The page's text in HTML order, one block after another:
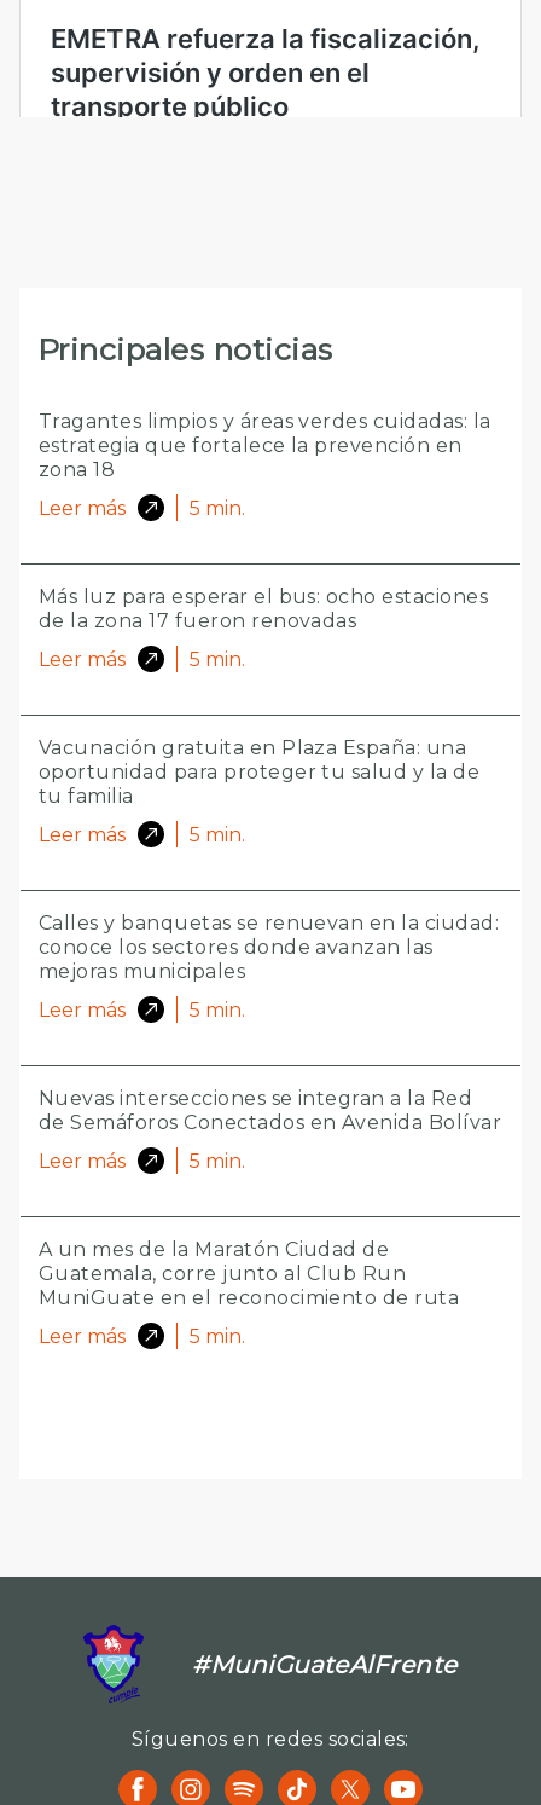
Principales noticias
Tragantes limpios y áreas verdes cuidadas: la
estrategia que fortalece la prevención en
zona 18
Leer más
5 min.
Más luz para esperar el bus: ocho estaciones
de la zona 17 fueron renovadas
Leer más
5 min.
Vacunación gratuita en Plaza España: una
oportunidad para proteger tu salud y la de
tu familia
Leer más
5 min.
Calles y banquetas se renuevan en la ciudad:
conoce los sectores donde avanzan las
mejoras municipales
Leer más
5 min.
Nuevas intersecciones se integran a la Red
de Semáforos Conectados en Avenida Bolívar
Leer más
5 min.
A un mes de la Maratón Ciudad de
Guatemala, corre junto al Club Run
MuniGuate en el reconocimiento de ruta
Leer más
5 min.
#MuniGuateAlFrente
Síguenos en redes sociales: